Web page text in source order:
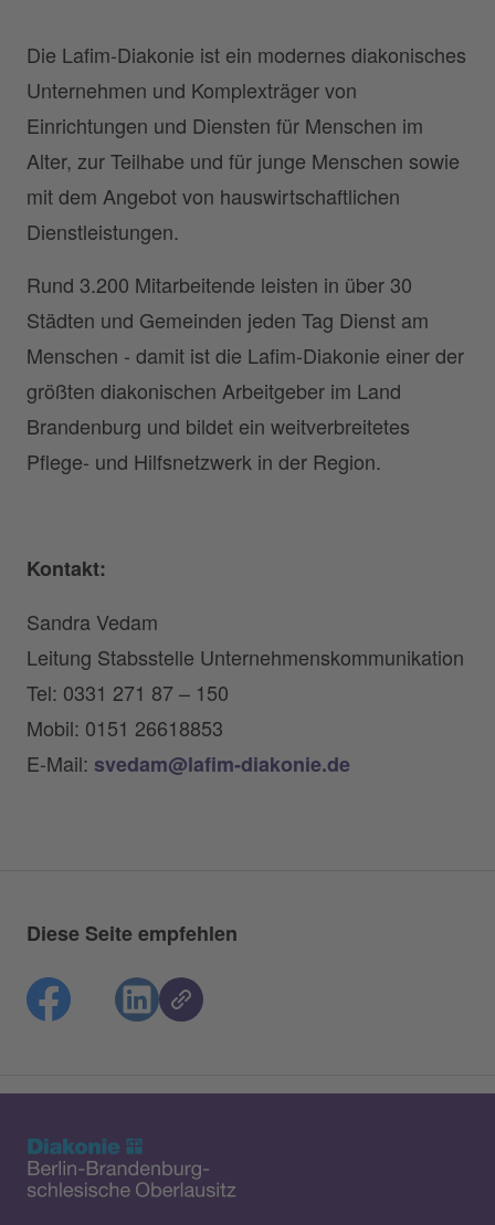
Die Lafim-Diakonie ist ein modernes diakonisches
Unternehmen und Komplexträger von
Einrichtungen und Diensten für Menschen im
Alter, zur Teilhabe und für junge Menschen sowie
mit dem Angebot von hauswirtschaftlichen
Dienstleistungen.
Rund 3.200 Mitarbeitende leisten in über 30
Städten und Gemeinden jeden Tag Dienst am
Menschen - damit ist die Lafim-Diakonie einer der
größten diakonischen Arbeitgeber im Land
Brandenburg und bildet ein weitverbreitetes
Pflege- und Hilfsnetzwerk in der Region.
Kontakt:
Sandra Vedam
Leitung Stabsstelle Unternehmenskommunikation
Tel: 0331 271 87 – 150
Mobil: 0151 26618853
E-Mail: svedam@lafim-diakonie.de
Diese Seite empfehlen